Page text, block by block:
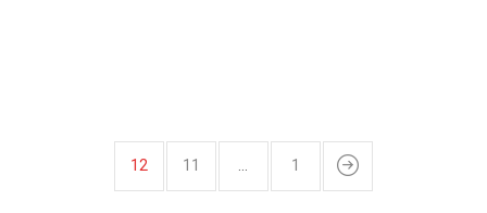
1
…
11
12